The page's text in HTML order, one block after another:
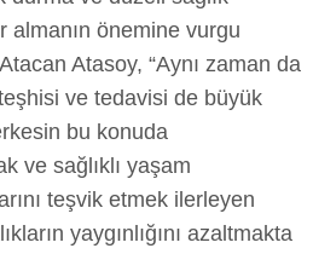
almanın önemine vurgu
Atasoy, “Aynı zaman da
ve tedavisi de büyük
bu konuda
ve sağlıklı yaşam
teşvik etmek ilerleyen
yaygınlığını azaltmakta